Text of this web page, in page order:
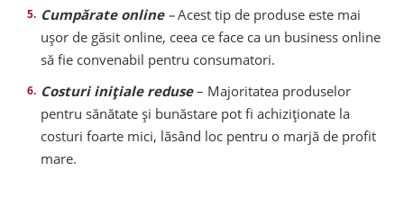
Cumpărate online–Acest tip de produse este mai
ușor de găsit online, ceea ce face ca un business online
să fie convenabil pentru consumatori.
Costuri inițiale reduse– Majoritatea produselor
pentru sănătate și bunăstare pot fi achiziționate la
costuri foarte mici, lăsând loc pentru o marjă de profit
mare.